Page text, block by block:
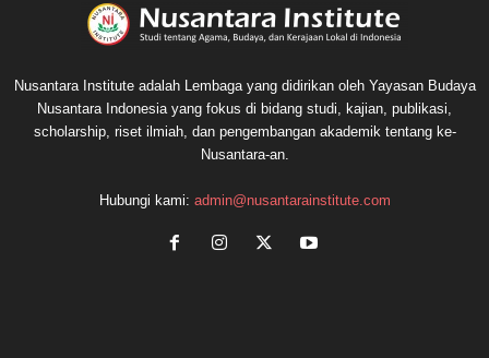
Nusantara Institute adalah Lembaga yang didirikan oleh Yayasan Budaya
Nusantara Indonesia yang fokus di bidang studi, kajian, publikasi,
scholarship, riset ilmiah, dan pengembangan akademik tentang ke-
Nusantara-an.
Hubungi kami: admin@nusantarainstitute.com